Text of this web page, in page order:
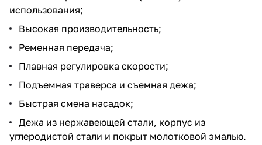
использования;
Высокая производительность;
Ременная передача;
Плавная регулировка скорости;
Подъемная траверса и съемная дежа;
Быстрая смена насадок;
Дежа из нержавеющей стали, корпус из
углеродистой стали и покрыт молотковой эмалью.